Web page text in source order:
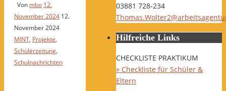
Von mbo 12.
November 2024 12.
November 2024
MINT Projekte
Schülerzeitung
Schulnachrichten
03881 728-234
Hilfreiche Links
CHECKLISTE PRAKTIKUM
» Checkliste für Schüler &
Eltern